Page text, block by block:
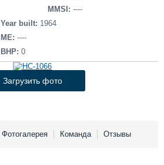
Торговая площадка
Доска объявлений
Продажа флота
Оборудование
Изделия
Материалы
Услуги
MMSI: ----
Year built: 1964
ME: ----
BHP: 0
Загрузить фото
Фотогалерея Команда Отзывы